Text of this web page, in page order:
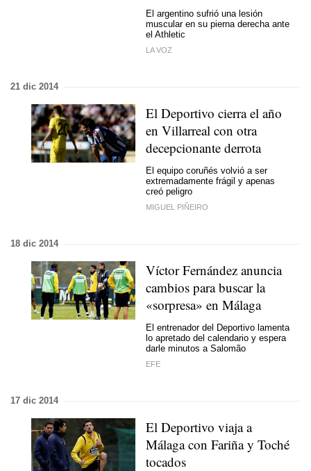
El argentino sufrió una lesión
muscular en su pierna derecha ante
el Athletic
LA VOZ
21 dic 2014
El Deportivo cierra el año
en Villarreal con otra
decepcionante derrota
El equipo coruñés volvió a ser
extremadamente frágil y apenas
creó peligro
MIGUEL PIÑEIRO
18 dic 2014
Víctor Fernández anuncia
cambios para buscar la
«sorpresa» en Málaga
El entrenador del Deportivo lamenta
lo apretado del calendario y espera
darle minutos a Salomão
EFE
17 dic 2014
El Deportivo viaja a
Málaga con Fariña y Toché
tocados